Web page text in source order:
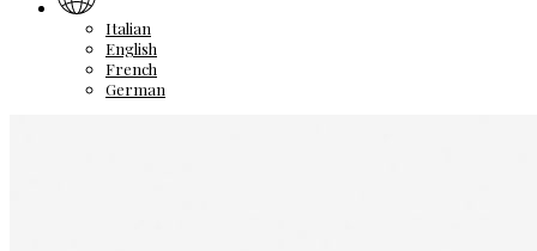
Italian
English
French
German